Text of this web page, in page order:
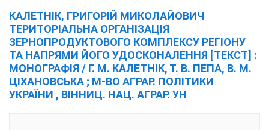
КАЛЕТНІК, ГРИГОРІЙ МИКОЛАЙОВИЧ
ТЕРИТОРІАЛЬНА ОРГАНІЗАЦІЯ
ЗЕРНОПРОДУКТОВОГО КОМПЛЕКСУ РЕГІОНУ
ТА НАПРЯМИ ЙОГО УДОСКОНАЛЕННЯ [ТЕКСТ] :
МОНОГРАФІЯ / Г. М. КАЛЕТНІК, Т. В. ПЕПА, В. М.
ЦІХАНОВСЬКА ; М-ВО АГРАР. ПОЛІТИКИ
УКРАЇНИ , ВІННИЦ. НАЦ. АГРАР. УН